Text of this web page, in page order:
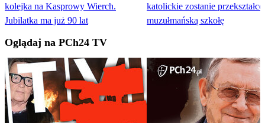
kolejka na Kasprowy Wierch.
Jubilatka ma już 90 lat
katolickie zostanie
muzułmańską szkołę
Oglądaj na PCh24 TV